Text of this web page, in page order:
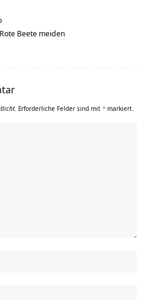
Beete meiden
Erforderliche Felder sind mit * markiert.